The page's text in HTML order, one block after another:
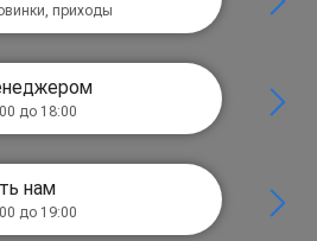
приходы
до 18:00
нам
до 19:00